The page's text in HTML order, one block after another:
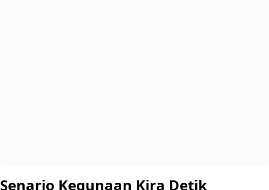
Senario Kegunaan Kira Detik